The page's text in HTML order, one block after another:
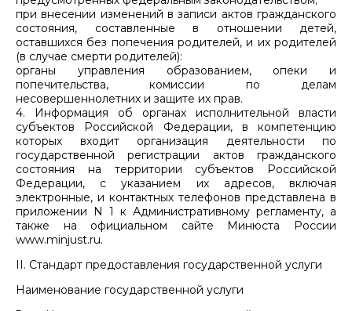
при внесении изменений в записи актов гражданского
состояния, составленные в отношении детей,
оставшихся без попечения родителей, и их родителей
(в случае смерти родителей):
органы управления образованием, опеки и
попечительства, комиссии по делам
несовершеннолетних и защите их прав.
4. Информация об органах исполнительной власти
субъектов Российской Федерации, в компетенцию
которых входит организация деятельности по
государственной регистрации актов гражданского
состояния на территории субъектов Российской
Федерации, с указанием их адресов, включая
электронные, и контактных телефонов представлена в
приложении N 1 к Административному регламенту, а
также на официальном сайте Минюста России
www.minjust.ru.
II. Стандарт предоставления государственной услуги
Наименование государственной услуги